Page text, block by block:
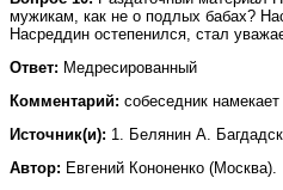
мужикам, как не о подлых бабах?
Насреддин остепенился, стал
Ответ: Медресированный
Комментарий: собеседник
Источник(и): 1. Белянин А.
Автор: Евгений Кононенко (Москва).